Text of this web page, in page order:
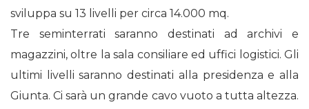
sviluppa su 13 livelli per circa 14.000 mq.
Tre seminterrati saranno destinati ad archivi e
magazzini, oltre la sala consiliare ed uffici logistici. Gli
ultimi livelli saranno destinati alla presidenza e alla
Giunta. Ci sarà un grande cavo vuoto a tutta altezza.